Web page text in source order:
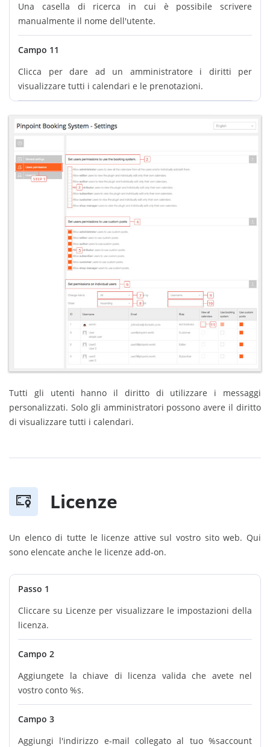
Una casella di ricerca in cui è possibile scrivere
manualmente il nome dell'utente.
Campo 11
Clicca per dare ad un amministratore i diritti per
visualizzare tutti i calendari e le prenotazioni.
Tutti gli utenti hanno il diritto di utilizzare i messaggi
personalizzati. Solo gli amministratori possono avere il diritto
di visualizzare tutti i calendari.
Licenze
Un elenco di tutte le licenze attive sul vostro sito web. Qui
sono elencate anche le licenze add-on.
Passo 1
Cliccare su Licenze per visualizzare le impostazioni della
licenza.
Campo 2
Aggiungete la chiave di licenza valida che avete nel
vostro conto %s.
Campo 3
Aggiungi l'indirizzo e-mail collegato al tuo %saccount